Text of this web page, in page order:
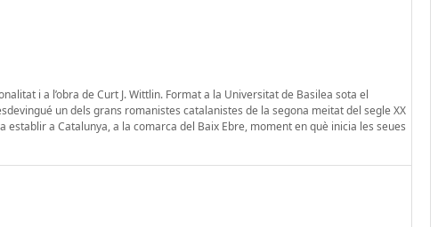
i a l’obra de Curt J. Wittlin. Format a la Universitat de Basilea sota el
un dels grans romanistes catalanistes de la segona meitat del segle XX
a Catalunya, a la comarca del Baix Ebre, moment en què inicia les seues